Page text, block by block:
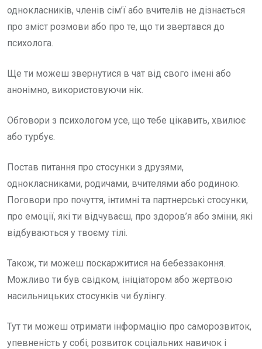
однокласників, членів сім’ї або вчителів не дізнається
про зміст розмови або про те, що ти звертався до
психолога.
Ще ти можеш звернутися в чат від свого імені або
анонімно, використовуючи нік.
Обговори з психологом усе, що тебе цікавить, хвилює
або турбує.
Постав питання про стосунки з друзями,
однокласниками, родичами, вчителями або родиною.
Поговори про почуття, інтимні та партнерські стосунки,
про емоції, які ти відчуваєш, про здоров’я або зміни, які
відбуваються у твоєму тілі.
Також, ти можеш поскаржитися на бебеззаконня.
Можливо ти був свідком, ініціатором або жертвою
насильницьких стосунків чи булінгу.
Тут ти можеш отримати інформацію про саморозвиток,
упевненість у собі, розвиток соціальних навичок і